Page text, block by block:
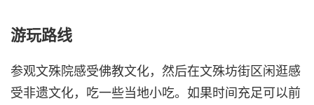
游玩路线
参观文殊院感受佛教文化，然后在文殊坊街区闲逛感
受非遗文化，吃一些当地小吃。如果时间充足可以前